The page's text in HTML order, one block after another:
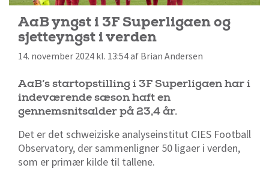
AaB yngst i 3F Superligaen og
sjetteyngst i verden
14. november 2024 kl. 13:54 af Brian Andersen
AaB’s startopstilling i 3F Superligaen har i
indeværende sæson haft en
gennemsnitsalder på 23,4 år.
Det er det schweiziske analyseinstitut CIES Football
Observatory, der sammenligner 50 ligaer i verden,
som er primær kilde til tallene.